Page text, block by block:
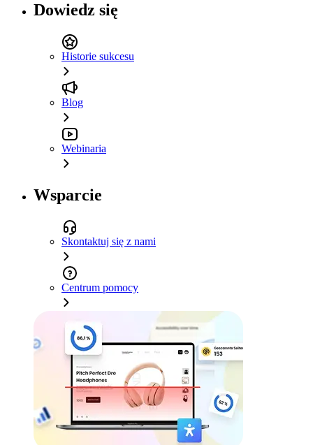
Dowiedz się
Historie sukcesu
Blog
Webinaria
Wsparcie
Skontaktuj się z nami
Centrum pomocy